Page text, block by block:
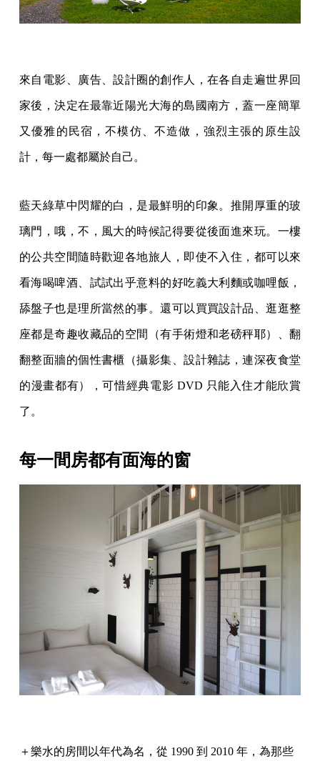
來自電影、廣告、設計圈的創作人，在各自走遍世界回
家後，決定在最靠近陽光大海的島國南方，蓋一座簡單
又優雅的民宿，不模仿、不造做，強烈主張的原生設
計，每一處都屬於自己。
藍天綠草中閃耀的白，是最鮮明的印象。推開厚重的玻
璃門，哦，不，風大的時候記得要從後面進來玩。一樓
的公共空間隨時歡迎各地旅人，即使不入住，都可以來
看海喝啤酒、試試出乎意料的好吃義大利麵或咖哩飯，
舔盤子也是理所當然的事。還可以買買設計品、逛逛整
座都是奇趣收藏品的空間（有手術燈和老磅秤耶）、翻
翻整面牆的個性書櫃（攝影集、設計雜誌，連深夜食堂
的漫畫都有），可惜經典電影 DVD 只能入住才能欣賞
了。
每一間房都有面海的窗
＋樂水的房間以年代為名，從 1990 到 2010 年，為那些